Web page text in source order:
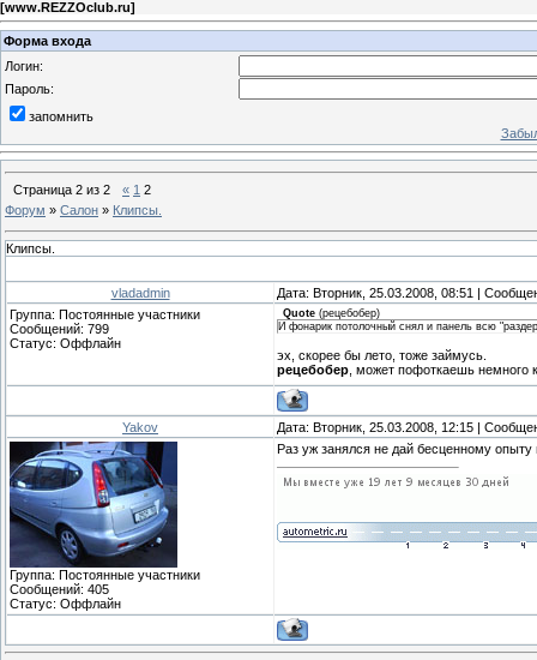
[www.REZZOclub.ru]
Форма входа
Логин:
Пароль:
запомнить
Страница 2 из 2 « 1 2
Форум » Салон » Клипсы.
Клипсы.
vladadmin
Дата: Вторник, 25.03.2008, 08:51 |
Группа: Постоянные участники
Сообщений: 799
Статус: Оффлайн
Quote (рецебобер)
И фонарик потолочный снял и панель всю
эх, скорее бы лето, тоже займусь.
рецебобер, может пофоткаешь немного
Yakov Дата: Вторник, 25.03.2008, 12:15 |
Группа: Постоянные участники
Сообщений: 405
Статус: Оффлайн
Раз уж занялся не дай бесценному